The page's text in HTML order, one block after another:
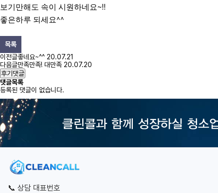
보기만해도 속이 시원하네요~!!
좋은하루 되세요^^
목록
이전글좋네요~^^ 20.07.21
다음글만족만족! 대만족 20.07.20
후기댓글
댓글목록
등록된 댓글이 없습니다.
📞 상담 대표번호